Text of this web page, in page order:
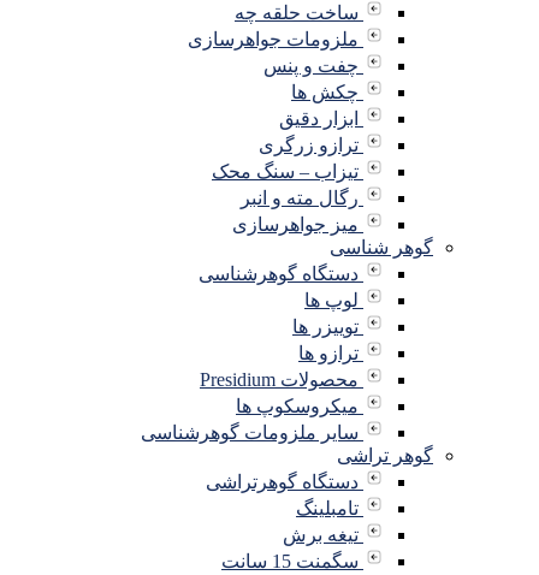
ساخت حلقه چه
ملزومات جواهرسازی
چفت و پنس
چکش ها
ابزار دقیق
ترازو زرگری
تیزاب – سنگ محک
رگال مته و انبر
میز جواهرسازی
گوهر شناسی
دستگاه گوهرشناسی
لوپ ها
توییزر ها
ترازو ها
محصولات Presidium
میکروسکوپ ها
سایر ملزومات گوهرشناسی
گوهر تراشی
دستگاه گوهرتراشی
تامبلینگ
تیغه برش
سگمنت 15 سانت